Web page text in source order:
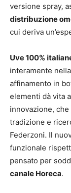
versione spray,
distribuzione
cui deriva
Uve 100%
interamente
affinamento in
elementi dà vita
innovazione,
tradizione e
Federzoni. Il
funzionale
pensato per
canale Horeca.